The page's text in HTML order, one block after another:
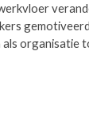
als organisatie